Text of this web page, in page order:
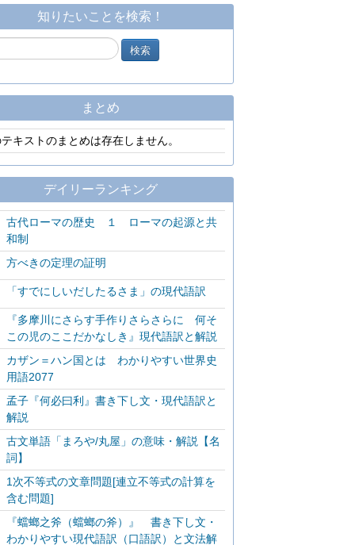
知りたいことを検索！
まとめ
キストのまとめは存在しません。
デイリーランキング
古代ローマの歴史 １ ローマの起源と共
和制
方べきの定理の証明
「すでにしいだしたるさま」の現代語訳
『多摩川にさらす手作りさらさらに 何そ
この児のここだかなしき』現代語訳と解説
カザン＝ハン国とは わかりやすい世界史
用語2077
孟子『何必曰利』書き下し文・現代語訳と
解説
古文単語「まろや/丸屋」の意味・解説【名
詞】
1次不等式の文章問題[連立不等式の計算を
含む問題]
『蟷螂之斧（蟷螂の斧）』 書き下し文・
わかりやすい現代語訳（口語訳）と文法解